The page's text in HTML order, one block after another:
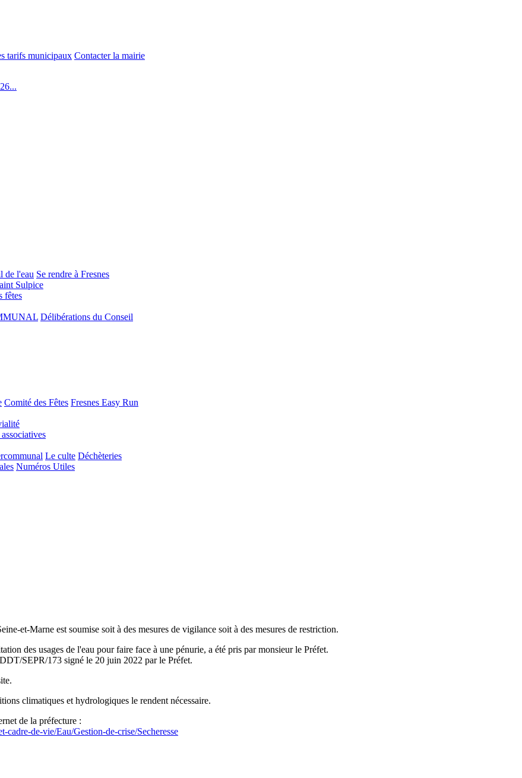
tarifs municipaux Contacter la mairie
de l'eau Se rendre à Fresnes
Sulpice
fêtes
Délibérations du Conseil
Comité des Fêtes Fresnes Easy Run
Le culte Déchèteries
Numéros Utiles
et-Marne est soumise soit à des mesures de vigilance soit à des mesures de restriction.
des usages de l'eau pour faire face à une pénurie, a été pris par monsieur le Préfet.
SEPR/173 signé le 20 juin 2022 par le Préfet.
climatiques et hydrologiques le rendent nécessaire.
de la préfecture :
de-vie/Eau/Gestion-de-crise/Secheresse